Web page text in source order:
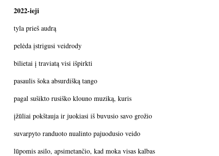
2022-ieji
tyla prieš audrą
pelėda įstrigusi veidrody
bilietai į traviatą visi išpirkti
pasaulis šoka absurdišką tango
pagal sušikto rusiško klouno muziką, kuris
įžūliai pokštauja ir juokiasi iš buvusio savo grožio
suvarpyto randuoto nualinto pajuodusio veido
lūpomis asilo, apsimetančio, kad moka visas kalbas